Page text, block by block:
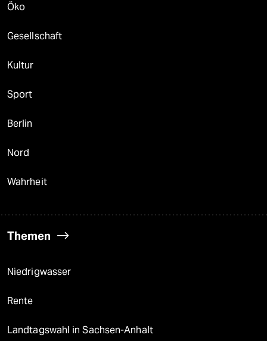
Öko
Gesellschaft
Kultur
Sport
Berlin
Nord
Wahrheit
Themen
Niedrigwasser
Rente
Landtagswahl in Sachsen-Anhalt